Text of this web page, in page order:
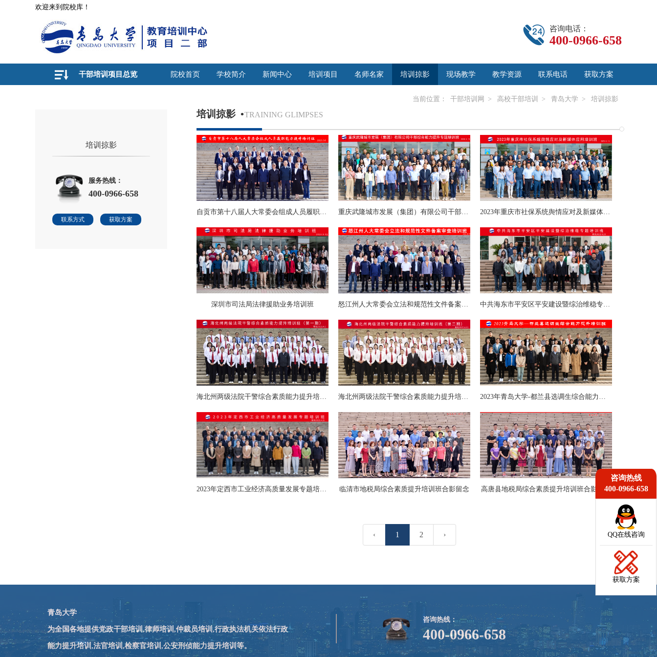
欢迎来到院校库！
咨询电话：
400-0966-658
院校首页 学校简介 新闻中心 培训项目 名师名家 培训掠影 现场教学 教学资源 联系电话 获取方案
干部培训项目总览
当前位置： 干部培训网 > 高校干部培训 > 青岛大学 > 培训掠影
培训掠影
服务热线：
400-0966-658
联系方式 获取方案
培训掠影 •TRAINING GLIMPSES
自贡市第十八届人大常委会组成人员履职能力提升培训班 重庆武隆城市发展（集团）有限公司干部综合能力提升专题培训班 2023年重庆市社保系统舆情应对及新媒体应用培训班
深圳市司法局法律援助业务培训班 怒江州人大常委会立法和规范性文件备案审查培训班 中共海东市平安区平安建设暨综治维稳专题培训班
海北州两级法院干警综合素质能力提升培训班（第一期） 海北州两级法院干警综合素质能力提升培训班（第二期） 2023年青岛大学-都兰县选调生综合能力提升培训班
2023年定西市工业经济高质量发展专题培训班 临清市地税局综合素质提升培训班合影留念 高唐县地税局综合素质提升培训班合影留念
‹ 1 2 ›
青岛大学
为全国各地提供党政干部培训,律师培训,仲裁员培训,行政执法机关依法行政
能力提升培训,法官培训,检察官培训,公安刑侦能力提升培训等。
咨询热线：
400-0966-658
咨询热线
400-0966-658
QQ在线咨询
获取方案